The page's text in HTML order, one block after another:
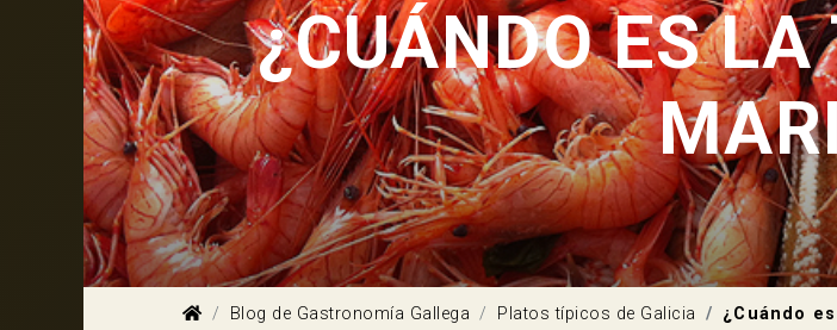
¿CUÁNDO ES
Blog de Gastronomía Gallega Platos típicos de Galicia ¿Cuándo